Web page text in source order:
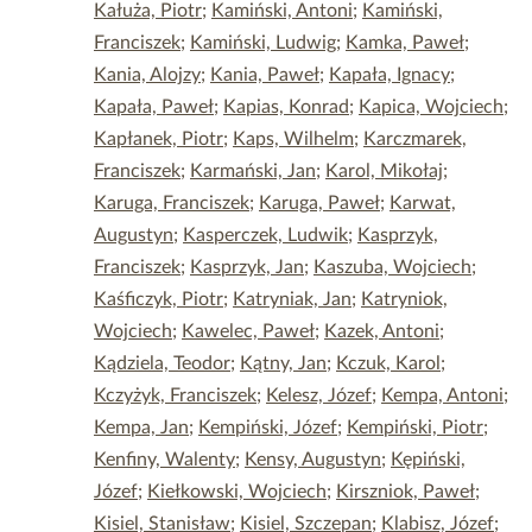
Kałuża, Piotr; Kamiński, Antoni; Kamiński,
Franciszek; Kamiński, Ludwig; Kamka, Paweł;
Kania, Alojzy; Kania, Paweł; Kapała, Ignacy;
Kapała, Paweł; Kapias, Konrad; Kapica, Wojciech;
Kapłanek, Piotr; Kaps, Wilhelm; Karczmarek,
Franciszek; Karmański, Jan; Karol, Mikołaj;
Karuga, Franciszek; Karuga, Paweł; Karwat,
Augustyn; Kasperczek, Ludwik; Kasprzyk,
Franciszek; Kasprzyk, Jan; Kaszuba, Wojciech;
Kaśficzyk, Piotr; Katryniak, Jan; Katryniok,
Wojciech; Kawelec, Paweł; Kazek, Antoni;
Kądziela, Teodor; Kątny, Jan; Kczuk, Karol ;
Kczyżyk, Franciszek; Kelesz, Józef; Kempa, Antoni;
Kempa, Jan; Kempiński, Józef; Kempiński, Piotr;
Kenfiny, Walenty; Kensy, Augustyn; Kępiński,
Józef; Kiełkowski, Wojciech; Kirszniok, Paweł;
Kisiel, Stanisław; Kisiel, Szczepan; Klabisz, Józef;